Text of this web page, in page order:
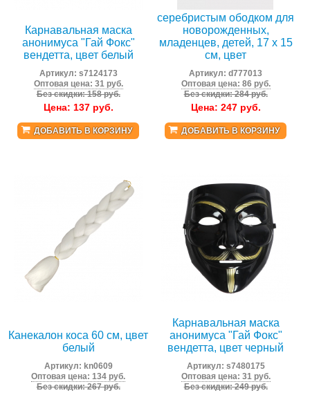
Карнавальная маска
анонимуса "Гай Фокс"
вендетта, цвет белый
Артикул: s7124173
Оптовая цена: 31 руб.
Без скидки: 158 руб.
Цена: 137руб.
ДОБАВИТЬ В КОРЗИНУ
серебристым ободком для
новорожденных,
младенцев, детей, 17 х 15
см, цвет
Артикул:d777013
Оптовая цена: 86 руб.
Без скидки: 284 руб.
Цена: 247руб.
ДОБАВИТЬ В КОРЗИНУ
Канекалон коса 60 см, цвет
белый
Артикул: kn0609
Оптовая цена: 134 руб.
Без скидки: 267 руб.
Карнавальная маска
анонимуса "Гай Фокс"
вендетта, цвет черный
Артикул: s7480175
Оптовая цена: 31 руб.
Без скидки: 249 руб.